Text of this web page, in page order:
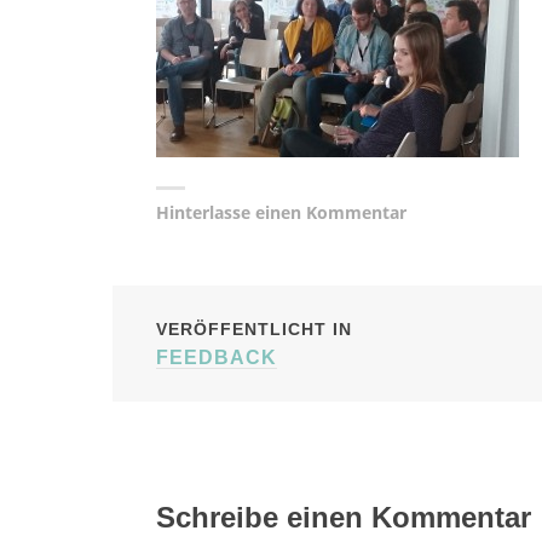
Hinterlasse einen Kommentar
VERÖFFENTLICHT IN
FEEDBACK
Schreibe einen Kommentar